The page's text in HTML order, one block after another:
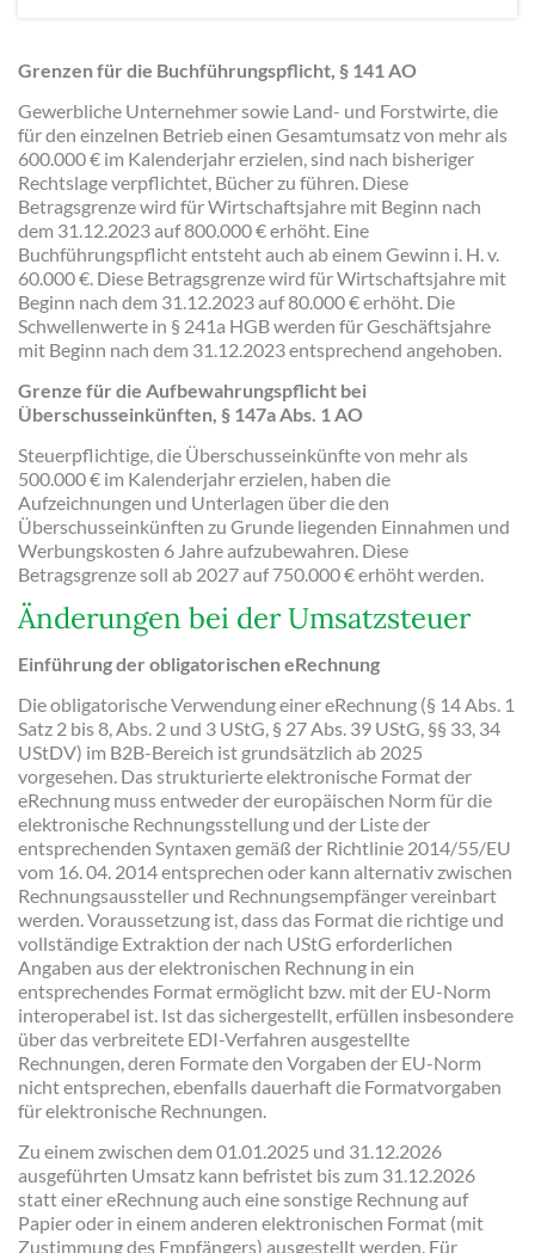
Grenzen für die Buchführungspflicht, § 141 AO
Gewerbliche Unternehmer sowie Land- und Forstwirte, die
für den einzelnen Betrieb einen Gesamtumsatz von mehr als
600.000 € im Kalenderjahr erzielen, sind nach bisheriger
Rechtslage verpflichtet, Bücher zu führen. Diese
Betragsgrenze wird für Wirtschaftsjahre mit Beginn nach
dem 31.12.2023 auf 800.000 € erhöht. Eine
Buchführungspflicht entsteht auch ab einem Gewinn i. H. v.
60.000 €. Diese Betragsgrenze wird für Wirtschaftsjahre mit
Beginn nach dem 31.12.2023 auf 80.000 € erhöht. Die
Schwellenwerte in § 241a HGB werden für Geschäftsjahre
mit Beginn nach dem 31.12.2023 entsprechend angehoben.
Grenze für die Aufbewahrungspflicht bei
Überschusseinkünften, § 147a Abs. 1 AO
Steuerpflichtige, die Überschusseinkünfte von mehr als
500.000 € im Kalenderjahr erzielen, haben die
Aufzeichnungen und Unterlagen über die den
Überschusseinkünften zu Grunde liegenden Einnahmen und
Werbungskosten 6 Jahre aufzubewahren. Diese
Betragsgrenze soll ab 2027 auf 750.000 € erhöht werden.
Änderungen bei der Umsatzsteuer
Einführung der obligatorischen eRechnung
Die obligatorische Verwendung einer eRechnung (§ 14 Abs. 1
Satz 2 bis 8, Abs. 2 und 3 UStG, § 27 Abs. 39 UStG, §§ 33, 34
UStDV) im B2B-Bereich ist grundsätzlich ab 2025
vorgesehen. Das strukturierte elektronische Format der
eRechnung muss entweder der europäischen Norm für die
elektronische Rechnungsstellung und der Liste der
entsprechenden Syntaxen gemäß der Richtlinie 2014/55/EU
vom 16. 04. 2014 entsprechen oder kann alternativ zwischen
Rechnungsaussteller und Rechnungsempfänger vereinbart
werden. Voraussetzung ist, dass das Format die richtige und
vollständige Extraktion der nach UStG erforderlichen
Angaben aus der elektronischen Rechnung in ein
entsprechendes Format ermöglicht bzw. mit der EU-Norm
interoperabel ist. Ist das sichergestellt, erfüllen insbesondere
über das verbreitete EDI-Verfahren ausgestellte
Rechnungen, deren Formate den Vorgaben der EU-Norm
nicht entsprechen, ebenfalls dauerhaft die Formatvorgaben
für elektronische Rechnungen.
Zu einem zwischen dem 01.01.2025 und 31.12.2026
ausgeführten Umsatz kann befristet bis zum 31.12.2026
statt einer eRechnung auch eine sonstige Rechnung auf
Papier oder in einem anderen elektronischen Format (mit
Zustimmung des Empfängers) ausgestellt werden. Für